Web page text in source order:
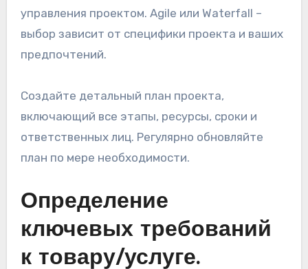
управления проектом. Agile или Waterfall –
выбор зависит от специфики проекта и ваших
предпочтений.
Создайте детальный план проекта,
включающий все этапы, ресурсы, сроки и
ответственных лиц. Регулярно обновляйте
план по мере необходимости.
Определение
ключевых требований
к товару/услуге.